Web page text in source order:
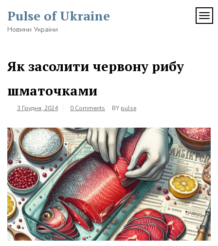
content
Pulse of Ukraine
Новини України
Як засолити червону рибу
шматочками
3 Грудня, 2024 0 Comments BY pulse